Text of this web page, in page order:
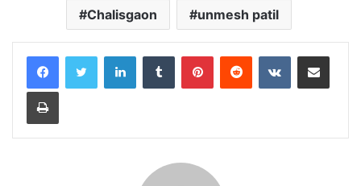
Chalisgaon unmesh patil
LinkedInTumblr PinterestReddit VKontakteShare via Email
Print